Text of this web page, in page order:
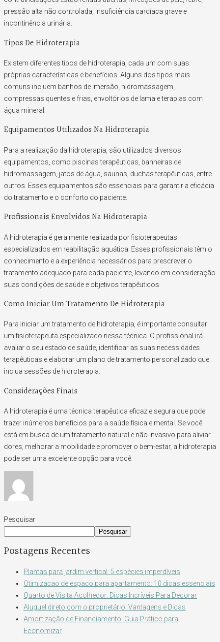
pressão alta não controlada, insuficiência cardíaca grave e
incontinência urinária.
Tipos De Hidroterapia
Existem diferentes tipos de hidroterapia, cada um com suas
próprias características e benefícios. Alguns dos tipos mais
comuns incluem banhos de imersão, hidromassagem,
compressas quentes e frias, envoltórios de lama e terapias com
água mineral.
Equipamentos Utilizados Na Hidroterapia
Para a realização da hidroterapia, são utilizados diversos
equipamentos, como piscinas terapêuticas, banheiras de
hidromassagem, jatos de água, saunas, duchas terapêuticas, entre
outros. Esses equipamentos são essenciais para garantir a eficácia
do tratamento e o conforto do paciente.
Profissionais Envolvidos Na Hidroterapia
A hidroterapia é geralmente realizada por fisioterapeutas
especializados em reabilitação aquática. Esses profissionais têm o
conhecimento e a experiência necessários para prescrever o
tratamento adequado para cada paciente, levando em consideração
suas condições de saúde e objetivos terapêuticos.
Como Iniciar Um Tratamento De Hidroterapia
Para iniciar um tratamento de hidroterapia, é importante consultar
um fisioterapeuta especializado nessa técnica. O profissional irá
avaliar o seu estado de saúde, identificar as suas necessidades
terapêuticas e elaborar um plano de tratamento personalizado que
inclua sessões de hidroterapia.
Considerações Finais
A hidroterapia é uma técnica terapêutica eficaz e segura que pode
trazer inúmeros benefícios para a saúde física e mental. Se você
está em busca de um tratamento natural e não invasivo para aliviar
dores, melhorar a mobilidade e promover o bem-estar, a hidroterapia
pode ser uma excelente opção para você.
Pesquisar
Pesquisar
Postagens Recentes
Plantas para jardim vertical: 5 espécies imperdíveis
Otimizacao de espaco para apartamento: 10 dicas essenciais
Quarto de Visita Acolhedor: Dicas Incríveis Para Decorar
Aluguel direto com o proprietário: Vantagens e Dicas
Amortização de Financiamento: Guia Prático para
Economizar